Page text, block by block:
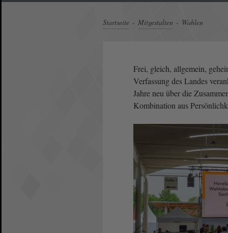
Startseite Mitgestalten Wahlen
Frei, gleich, allgemein,
Verfassung des Landes
Jahre neu über die
Kombination aus